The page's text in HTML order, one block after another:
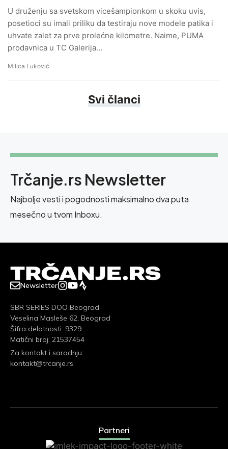
U druženju sa svetskom vicešampionkom u skoku uvis,
posetioci su imali priliku da testiraju nove modele patika i
uhvate zalet za prve prolećne kilometre. Naime, PUMA
prodavnica u TC Galerija…
Milica Luković
Svi članci
Trčanje.rs Newsletter
Najbolje vesti i pogodnosti maksimalno dva puta
mesečno u tvom Inboxu.
Newsletter
SBR SERIES DOO Beograd
Veselina Masleše 62, Beograd
Šifra delatnosti: 9329
Matični broj: 21537454
Za kontakt i saradnju:
kontakt@trcanje.rs
Partneri